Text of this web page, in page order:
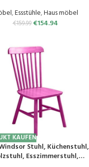
Lehne mit Griff
,Essstühle,Haus möbel
€159.99 €154.94
KAUFEN
Stuhl, Küchenstuhl,
Esszimmerstuhl,